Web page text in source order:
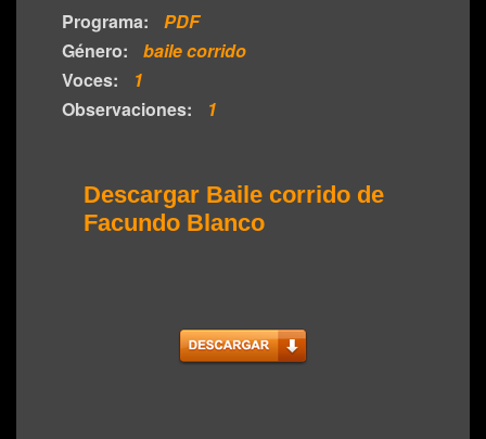
Programa:
PDF
Género:
baile corrido
Voces:
1
Observaciones:
1
Descargar Baile corrido de
Facundo Blanco